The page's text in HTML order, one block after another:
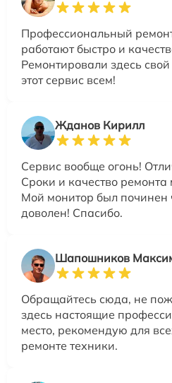
Профессиональный
работают быстро и
Ремонтировали здесь
этот сервис всем!
Жданов Кирилл
Сервис вообще огонь!
Сроки и качество
Мой монитор был починен
доволен! Спасибо.
Шапошников
Обращайтесь сюда, не
здесь настоящие
место, рекомендую для
ремонте техники.